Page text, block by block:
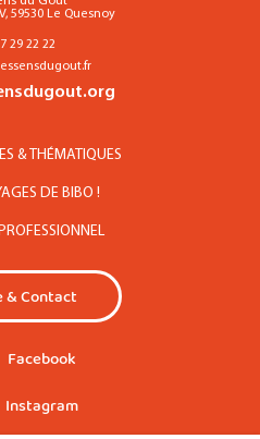
59530 Le Quesnoy
29 22 22
& THÉMATIQUES
DE BIBO !
& Contact
Facebook
Instagram